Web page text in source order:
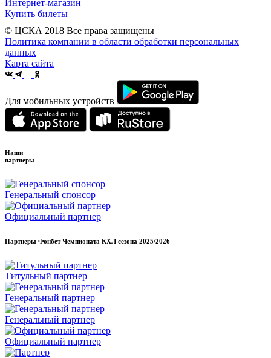
Интернет-магазин
Купить билеты
© ЦСКА 2018 Все права защищены
Политика компании в области обработки персональных
данных
Карта сайта
Для мобильных устройств
Наши
партнеры
Генеральный спонсор
Официальный партнер
Партнеры Фонбет Чемпионата КХЛ сезона 2025/2026
Титульный партнер
Генеральный партнер
Генеральный партнер
Официальный партнер